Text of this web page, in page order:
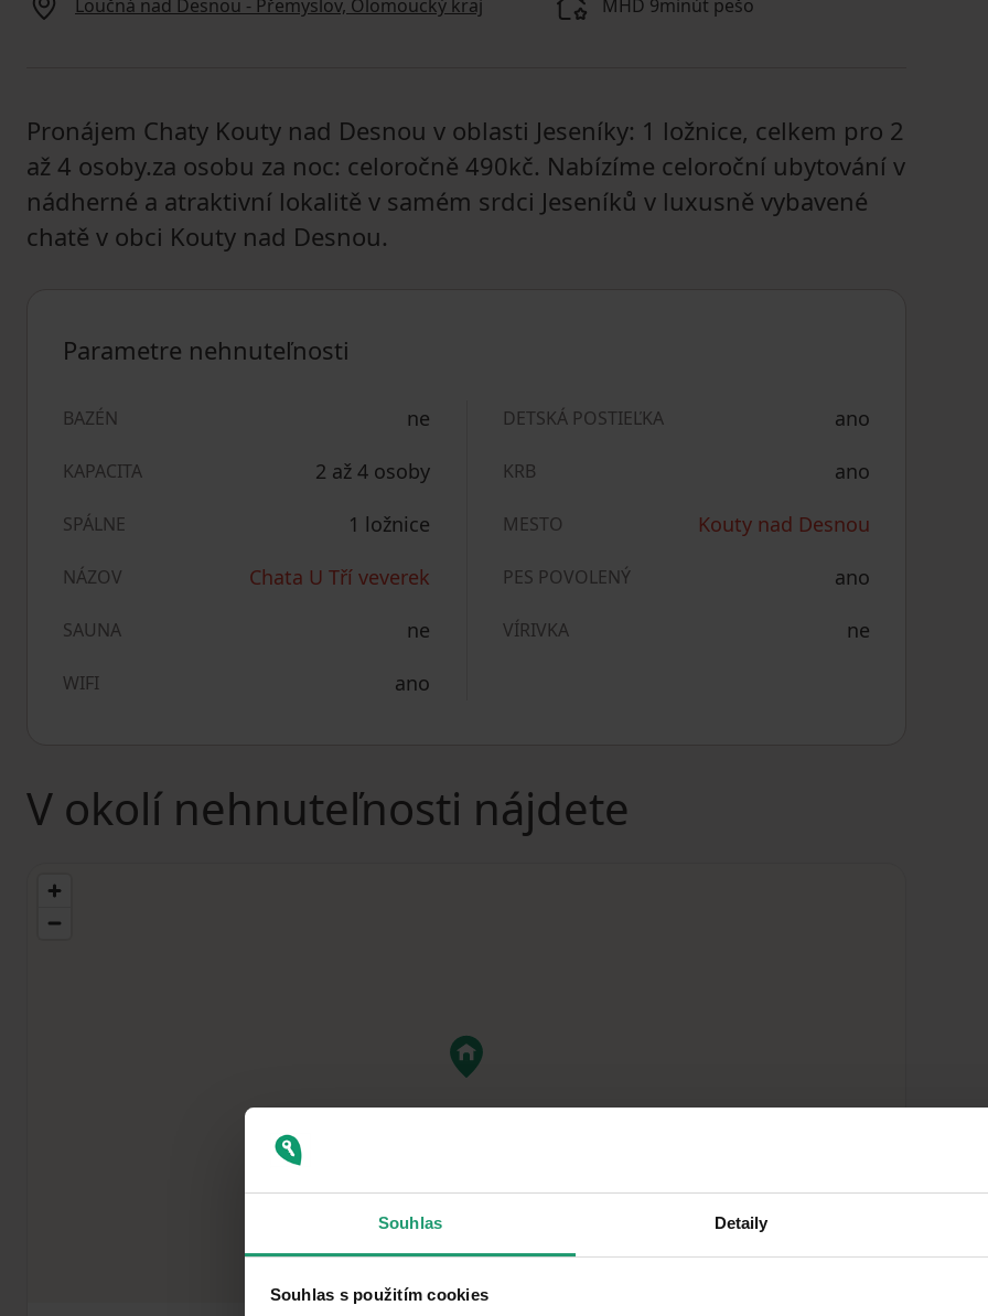
Souhlas Detaily
Souhlas s použitím cookies
Loučná nad Desnou - Přemyslov, Olomoucký kraj MHD 9minút pešo
Pronájem Chaty Kouty nad Desnou v oblasti Jeseníky: 1 ložnice, celkem pro 2
až 4 osoby.za osobu za noc: celoročně 490kč. Nabízíme celoroční ubytování v
nádherné a atraktivní lokalitě v samém srdci Jeseníků v luxusně vybavené
chatě v obci Kouty nad Desnou.
Parametre nehnuteľnosti
BAZÉN ne
KAPACITA 2 až 4 osoby
SPÁLNE 1 ložnice
NÁZOV Chata U Tří veverek
SAUNA ne
WIFI ano
DETSKÁ POSTIEĽKA ano
KRB ano
MESTO Kouty nad Desnou
PES POVOLENÝ ano
VÍRIVKA ne
V okolí nehnuteľnosti nájdete